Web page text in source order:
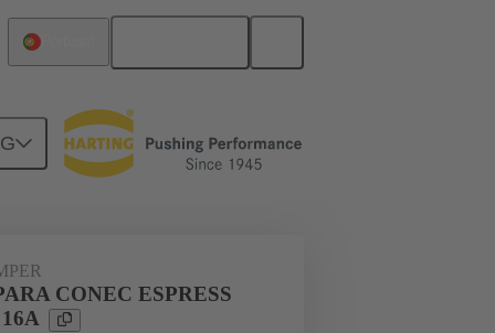
in jumpers 09 33 000 9862
CONEC ESPRESS